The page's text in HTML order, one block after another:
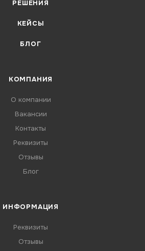
РЕШЕНИЯ
КЕЙСЫ
БЛОГ
КОМПАНИЯ
О компании
Вакансии
Контакты
Реквизиты
Отзывы
Блог
ИНФОРМАЦИЯ
Реквизиты
Отзывы